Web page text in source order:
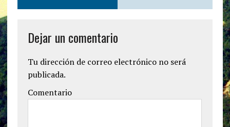
Dejar un comentario
Tu dirección de correo electrónico no será
publicada.
Comentario